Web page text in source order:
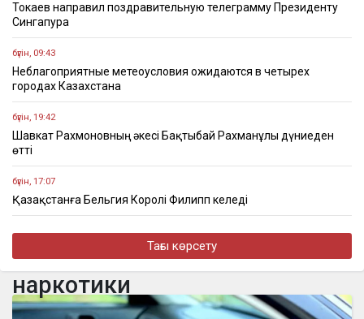
Токаев направил поздравительную телеграмму Президенту
Сингапура
бүгін, 09:43
Неблагоприятные метеоусловия ожидаются в четырех
городах Казахстана
бүгін, 19:42
Шавкат Рахмоновның әкесі Бақтыбай Рахманұлы дүниеден
өтті
бүгін, 17:07
Қазақстанға Бельгия Королі Филипп келеді
бүгін, 14:46
«Төсегімді елге айтпай-ақ қояйық»: Бекболат Тілеухан жеке
бүгін, 13:29
Оралда құрамында еті бар жартылай фабрикаттарға жалған
Тағы көрсету
наркотики